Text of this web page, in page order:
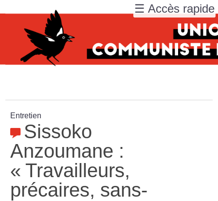
Entretien
Sissoko
Anzoumane :
« Travailleurs,
précaires, sans-
☰ Accès rapide